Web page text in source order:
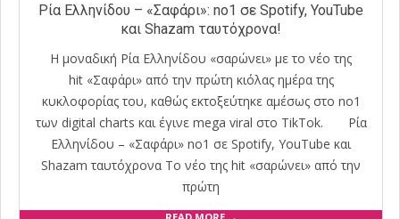
Ρία Ελληνίδου – «Σαφάρι»: no1 σε Spotify, YouTube
και Shazam ταυτόχρονα!
Η μοναδική Ρία Ελληνίδου «σαρώνει» με το νέο της
hit «Σαφάρι» από την πρώτη κιόλας ημέρα της
κυκλοφορίας του, καθώς εκτοξεύτηκε αμέσως στο no1
των digital charts και έγινε mega viral στο TikTok. Ρία
Ελληνίδου – «Σαφάρι» no1 σε Spotify, YouTube και
Shazam ταυτόχρονα Το νέο της hit «σαρώνει» από την
πρώτη